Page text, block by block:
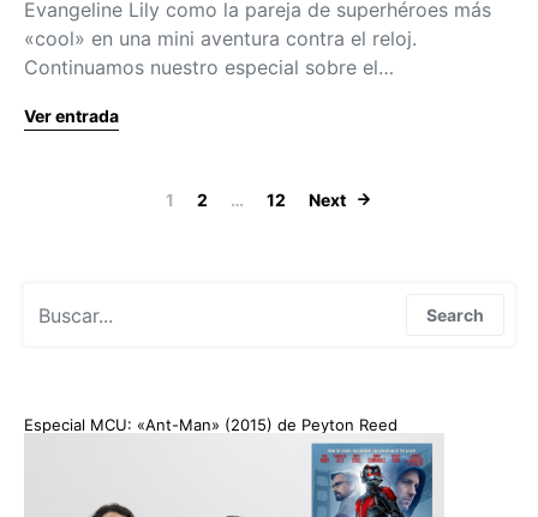
Evangeline Lily como la pareja de superhéroes más
«cool» en una mini aventura contra el reloj.
Continuamos nuestro especial sobre el…
Ver entrada
Paginación
1 2 … 12 Next
Search
Especial MCU: «Ant-Man» (2015) de Peyton Reed